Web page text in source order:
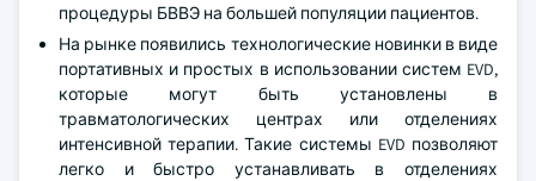
процедуры БВВЭ на большей популяции пациентов.
На рынке появились технологические новинки в виде
портативных и простых в использовании систем EVD,
которые могут быть установлены в
травматологических центрах или отделениях
интенсивной терапии. Такие системы EVD позволяют
легко и быстро устанавливать в отделениях